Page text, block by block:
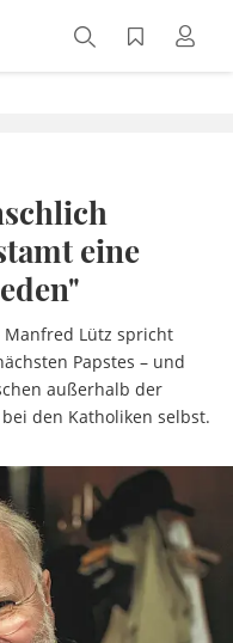
eine
Manfred Lütz spricht
Papstes – und
außerhalb der
den Katholiken selbst.